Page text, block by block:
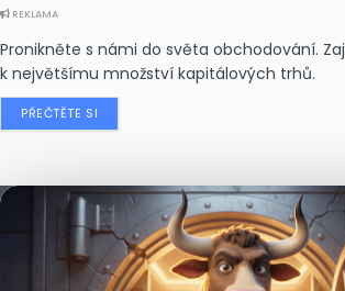
REKLAMA
Pronikněte s námi do světa obchodování.
k největšímu množství kapitálových trhů.
PŘEČTĚTE SI
Nejčtenějšízprávy